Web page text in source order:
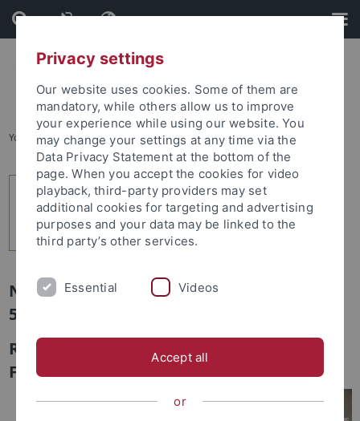
Skip
to
content
Skip
to
footer
You are here: Home ... 2
Newsletter Uni Tübingen aktuell Nr.
5/2012: Termine und Veranstaltungen
Religion im Gehirn? – CIN-Dialog mit
Friedrich Wilhelm Graf und Wolf Singer
Privacy settings
Our website uses cookies. Some of them are
mandatory, while others allow us to improve
your experience while using our website. You
may change your settings at any time via the
Data Privacy Statement at the bottom of the
page. When you accept the cookies for video
playback, third-party providers may set
additional cookies for targeting and advertising
purposes and your data may be linked to the
third party’s other services.
Essential Videos
Accept all
or